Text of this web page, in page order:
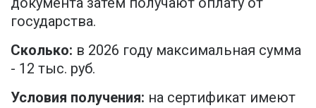
государства.
Сколько: в 2026 году максимальная сумма
- 12 тыс. руб.
Условия получения: на сертификат имеют